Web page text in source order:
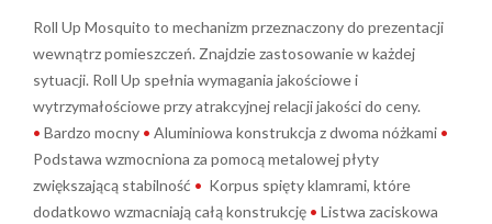
Roll Up Mosquito to mechanizm przeznaczony do prezentacji
wewnątrz pomieszczeń. Znajdzie zastosowanie w każdej
sytuacji. Roll Up spełnia wymagania jakościowe i
wytrzymałościowe przy atrakcyjnej relacji jakości do ceny.
• Bardzo mocny • Aluminiowa konstrukcja z dwoma nóżkami •
Podstawa wzmocniona za pomocą metalowej płyty
zwiększającą stabilność • Korpus spięty klamrami, które
dodatkowo wzmacniają całą konstrukcję • Listwa zaciskowa